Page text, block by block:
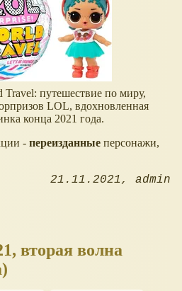
путешествие по миру,
LOL, вдохновленная
конца 2021 года.
- переизданные персонажи,
21.11.2021 admin
вторая волна